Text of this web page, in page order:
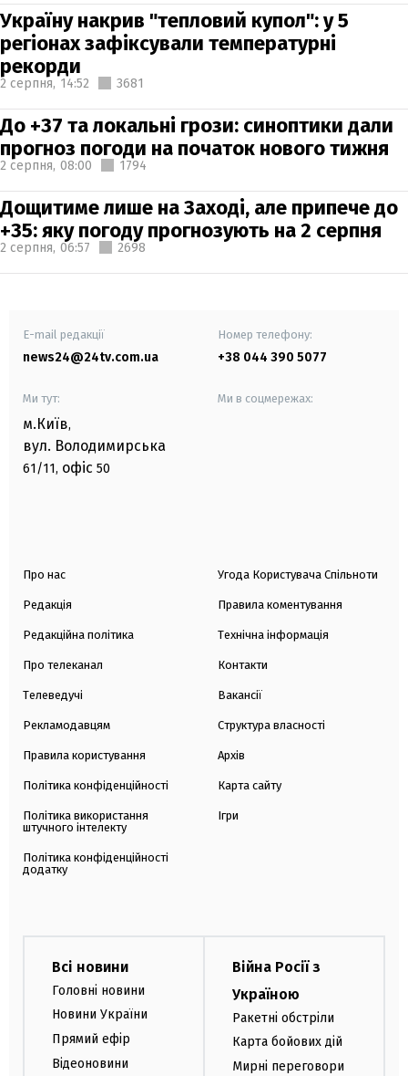
Україну накрив "тепловий купол": у 5
регіонах зафіксували температурні
рекорди
2 серпня, 14:52 3681
До +37 та локальні грози: синоптики дали
прогноз погоди на початок нового тижня
2 серпня, 08:00 1794
Дощитиме лише на Заході, але припече до
+35: яку погоду прогнозують на 2 серпня
2 серпня, 06:57 2698
E-mail редакції
news24@24tv.com.ua
Номер телефону:
+38 044 390 5077
Ми тут:
м.Київ,
вул. Володимирська
61/11, офіс 50
Ми в соцмережах:
Про нас
Редакція
Редакційна політика
Про телеканал
Телеведучі
Рекламодавцям
Правила користування
Політика конфіденційності
Політика використання
штучного інтелекту
Політика конфіденційності
додатку
Угода Користувача Спільноти
Правила коментування
Технічна інформація
Контакти
Вакансії
Структура власності
Архів
Карта сайту
Ігри
Всі новини
Головні новини
Новини України
Прямий ефір
Відеоновини
Війна Росії з
Україною
Ракетні обстріли
Карта бойових дій
Мирні переговори